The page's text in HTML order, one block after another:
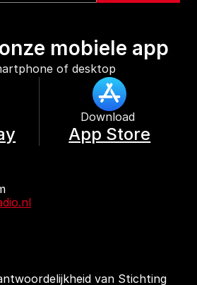
mobiele app
of desktop
Download
App Store
van Stichting